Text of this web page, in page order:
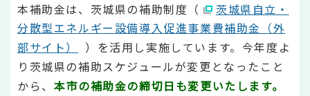
本補助金は、茨城県の補助制度（
茨城県自立・
分散型エネルギー設備導入促進事業費補助金（外
部サイト）
）を活用し実施しています。今年度よ
り茨城県の補助スケジュールが変更となったこと
から、 本市の補助金の締切日も変更いたします。